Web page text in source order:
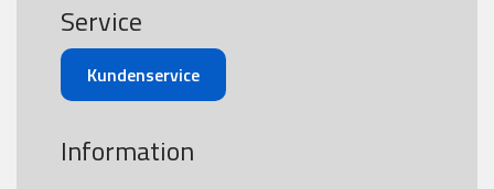
Service
Kundenservice
Information